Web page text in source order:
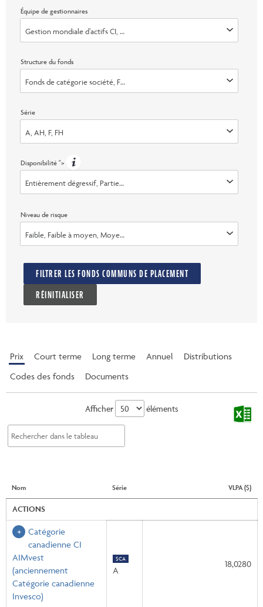
Équipe de gestionnaires
Gestion mondiale d’actifs CI, Invesco Advisers, Inc., Marret (faisant
Structure du fonds
Fonds de catégorie société, Fonds de fiducie
Série
A, AH, F, FH
Disponibilité ">
Entièrement dégressif, Partiellement plafonné, Ouvert, Échange
Niveau de risque
Faible, Faible à moyen, Moyen, Moyen &agrave; &eacute;lev&eacute;,
FILTRER LES FONDS COMMUNS DE PLACEMENT
RÉINITIALISER
Prix Court terme Long terme Annuel
Distributions
Codes des fonds
Documents
Afficher éléments
Nom Série VLPA ($)
ACTIONS
Catégorie
canadienne CI
AIMvest
(anciennement
Catégorie canadienne
Invesco)
$CA
A
18,0280